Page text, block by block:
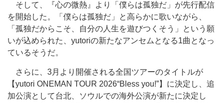
そして、『心の微熱』より「僕らは孤独だ」が先行配信
を開始した。「僕らは孤独だ」と高らかに歌いながら、
「孤独だからこそ、自分の人生を遊びつくそう」という願
いが込められた、yutoriの新たなアンセムとなる1曲となっ
ているそうだ。
さらに、3月より開催される全国ツアーのタイトルが
【yutori ONEMAN TOUR 2026“Bless you!”】に決定し、追
加公演として台北、ソウルでの海外公演が新たに決定し